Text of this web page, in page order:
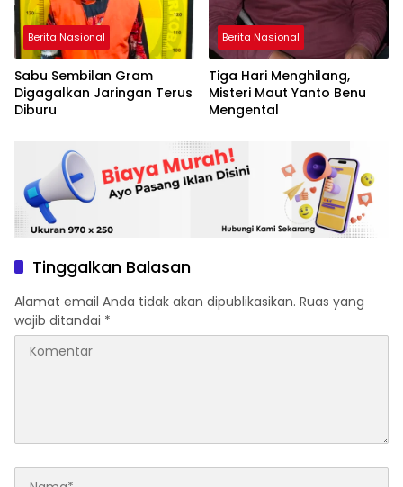
Berita Nasional
Sabu Sembilan Gram
Digagalkan Jaringan Terus
Diburu
Berita Nasional
Tiga Hari Menghilang,
Misteri Maut Yanto Benu
Mengental
Tinggalkan Balasan
Alamat email Anda tidak akan dipublikasikan. Ruas yang
wajib ditandai *